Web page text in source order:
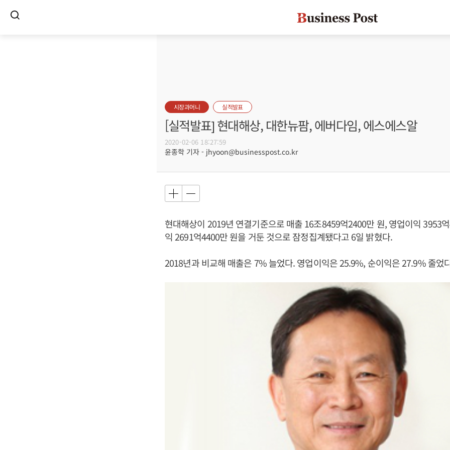
시장과머니 실적발표
[실적발표] 현대해상, 대한뉴팜, 에버다임, 에스에스알
2020-02-06 18:27:59
윤종학 기자 - jhyoon@businesspost.co.kr
현대해상이 2019년 연결기준으로 매출 16조8459억2400만 원, 영업이익 3953
익 2691억4400만 원을 거둔 것으로 잠정집계됐다고 6일 밝혔다.
2018년과 비교해 매출은 7% 늘었다. 영업이익은 25.9%, 순이익은 27.9% 줄었